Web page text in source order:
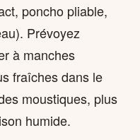
poncho pliable,
Prévoyez
à manches
fraîches dans le
moustiques, plus
humide.